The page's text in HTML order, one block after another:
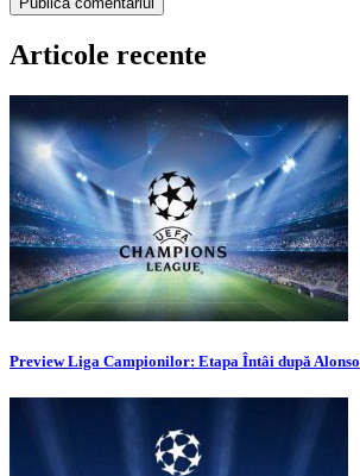
Articole recente
Preview Liga Campionilor: Etapa Întâi după Alonso